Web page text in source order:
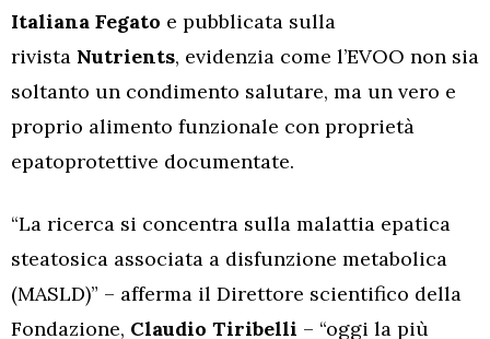
Italiana Fegato e pubblicata sulla
rivista Nutrients, evidenzia come l’EVOO non sia
soltanto un condimento salutare, ma un vero e
proprio alimento funzionale con proprietà
epatoprotettive documentate.
“La ricerca si concentra sulla malattia epatica
steatosica associata a disfunzione metabolica
(MASLD)” – afferma il Direttore scientifico della
Fondazione, Claudio Tiribelli – “oggi la più